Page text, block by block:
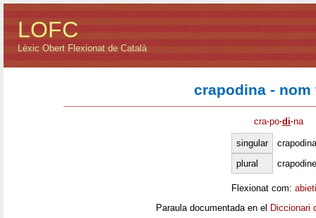
LOFC
Lèxic Obert Flexionat de Català
crapodina - nom
cra·po·di·na
singular
crapodina
plural
Flexionat com:
Paraula documentada en el Diccionari